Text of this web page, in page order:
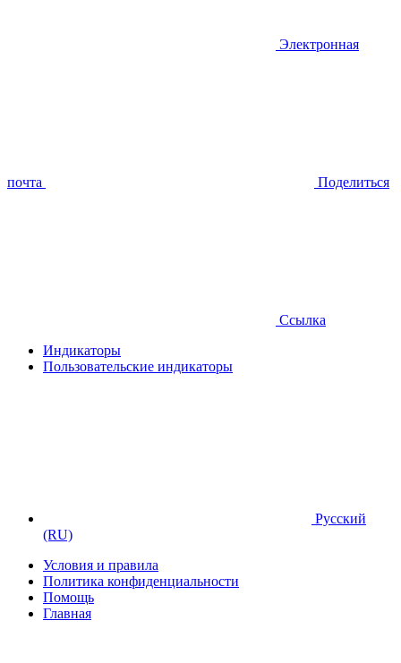
Электронная
почта Поделиться
Ссылка
Индикаторы
Пользовательские индикаторы
Русский
(RU)
Условия и правила
Политика конфиденциальности
Помощь
Главная